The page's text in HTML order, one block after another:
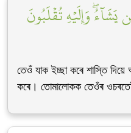
وَإِلَيۡهِ تُقۡلَبُونَ
তেওঁ যাক ইচ্ছা কৰে শাস্তি
কৰে। তোমালোকক তেওঁৰ